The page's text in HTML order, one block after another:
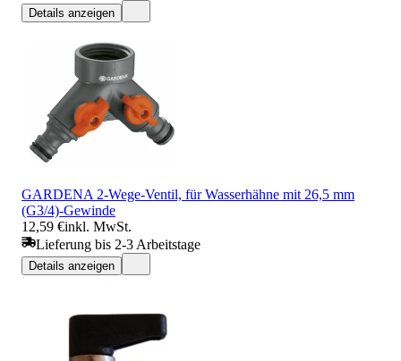
Details anzeigen
GARDENA 2-Wege-Ventil, für Wasserhähne mit 26,5 mm
(G3/4)-Gewinde
12,59 €inkl. MwSt.
Lieferung bis 2-3 Arbeitstage
Details anzeigen